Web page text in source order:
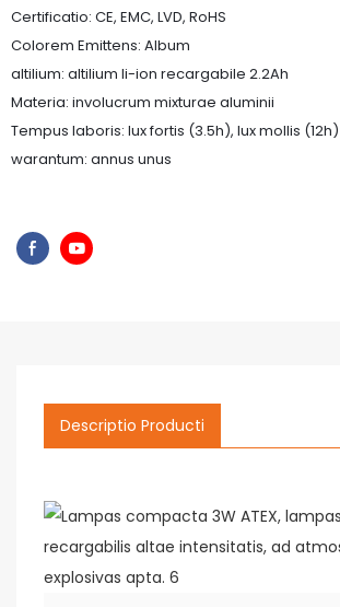
Certificatio: CE, EMC, LVD, RoHS
Colorem Emittens: Album
altilium: altilium li-ion recargabile 2.2Ah
Materia: involucrum mixturae aluminii
Tempus laboris: lux fortis (3.5h), lux mollis (12h)
warantum: annus unus
Descriptio Producti